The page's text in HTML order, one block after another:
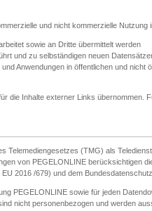
und nicht kommerzielle Nutzung
sowie an Dritte übermittelt werden
und zu selbständigen neuen
Anwendungen in öffentlichen und nicht
die Inhalte externer Links übernommen.
Telemediengesetzes (TMG) als
von PEGELONLINE berücksichtigen
2016 /679) und dem
PEGELONLINE sowie für jeden
nicht personenbezogen und werden